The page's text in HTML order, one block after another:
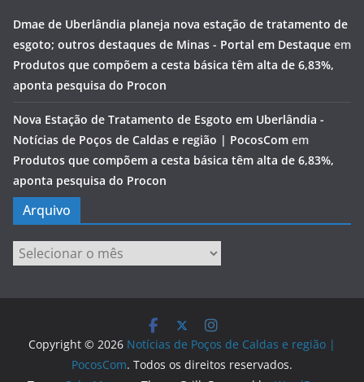
Dmae de Uberlândia planeja nova estação de tratamento de
esgoto; outros destaques de Minas - Portal em Destaque em
Produtos que compõem a cesta básica têm alta de 6,83%,
aponta pesquisa do Procon
Nova Estação de Tratamento de Esgoto em Uberlândia -
Notícias de Poços de Caldas e região | PocosCom em
Produtos que compõem a cesta básica têm alta de 6,83%,
aponta pesquisa do Procon
Arquivo
Arquivo
Copyright © 2026 Notícias de Poços de Caldas e região |
PocosCom. Todos os direitos reservados.